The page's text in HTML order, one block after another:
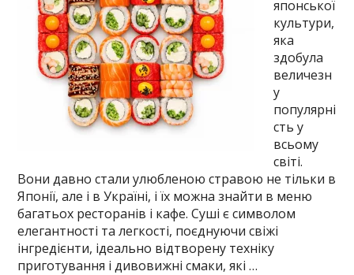
японської
культури,
яка
здобула
величезн
у
популярні
сть у
всьому
світі.
Вони давно стали улюбленою стравою не тільки в
Японії, але і в Україні, і їх можна знайти в меню
багатьох ресторанів і кафе. Суші є символом
елегантності та легкості, поєднуючи свіжі
інгредієнти, ідеально відтворену техніку
приготування і дивовижні смаки, які …